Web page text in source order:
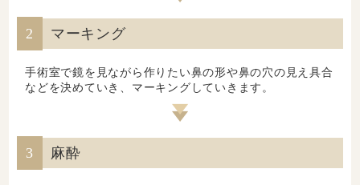
2 マーキング
手術室で鏡を見ながら作りたい鼻の形や鼻の穴の見え具合
などを決めていき、マーキングしていきます。
3 麻酔